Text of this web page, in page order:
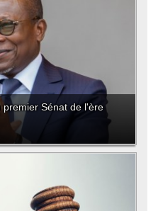
premier Sénat de l'ère